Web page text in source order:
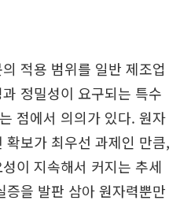
적용 범위를 일반 제조업
정밀성이 요구되는 특수
점에서 의의가 있다. 원자
확보가 최우선 과제인 만큼,
이 지속해서 커지는 추세
을 발판 삼아 원자력뿐만